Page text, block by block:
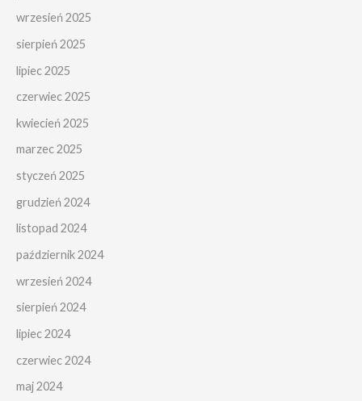
wrzesień 2025
sierpień 2025
lipiec 2025
czerwiec 2025
kwiecień 2025
marzec 2025
styczeń 2025
grudzień 2024
listopad 2024
październik 2024
wrzesień 2024
sierpień 2024
lipiec 2024
czerwiec 2024
maj 2024